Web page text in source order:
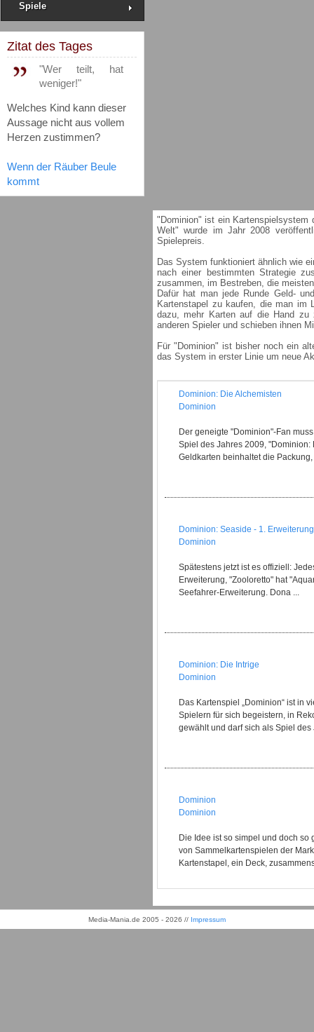
Spiele
Zitat des Tages
"Wer teilt, hat
weniger!"
Welches Kind kann dieser
Aussage nicht aus vollem
Herzen zustimmen?
Wenn der Räuber Beule
kommt
"Dominion" ist ein Kartenspielsystem
Welt" wurde im Jahr 2008
Spielepreis.
Das System funktioniert ähnlich wie
nach einer bestimmten Strategie
zusammen, im Bestreben, die
Dafür hat man jede Runde Geld-
Kartenstapel zu kaufen, die man im
dazu, mehr Karten auf die Hand zu
anderen Spieler und schieben ihnen
Für "Dominion" ist bisher noch ein
das System in erster Linie um neue
Dominion: Die Alchemisten
Dominion
Der geneigte "Dominion"-Fan
Spiel des Jahres 2009,
Geldkarten beinhaltet die
Dominion: Seaside - 1. Erweiterung
Dominion
Spätestens jetzt ist es offiziell:
Erweiterung, "Zooloretto" hat
Seefahrer-Erweiterung. Dona ...
Dominion: Die Intrige
Dominion
Das Kartenspiel „Dominion“ ist in
Spielern für sich begeistern, in
gewählt und darf sich als Spiel des
Dominion
Dominion
Die Idee ist so simpel und doch
von Sammelkartenspielen der
Kartenstapel, ein Deck,
Media-Mania.de 2005 - 2026 // Impressum